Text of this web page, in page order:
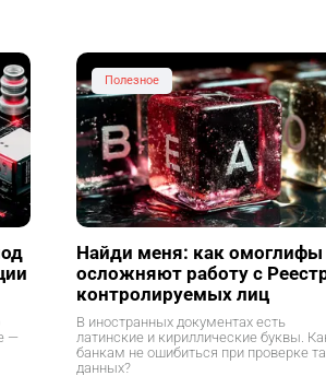
—
Полезное
Найди меня: как омоглифы
осложняют работу с
контролируемых лиц
В иностранных документах есть
латинские и кириллические буквы.
банкам не ошибиться при проверке
данных?